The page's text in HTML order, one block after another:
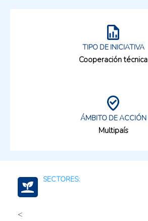
TIPO DE INICIATIVA
Cooperación técnica
ÁMBITO DE ACCIÓN
Multipaís
SECTORES:
<